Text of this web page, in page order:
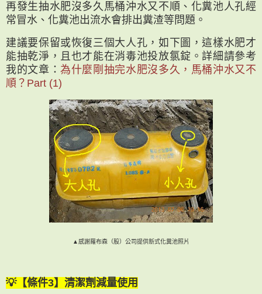
再發生抽水肥沒多久馬桶沖水又不順、化糞池人孔經
常冒水、化糞池出流水會排出糞渣等問題。
建議要保留或恢復三個大人孔，如下圖，這樣水肥才
能抽乾淨，且也才能在消毒池投放氯錠。詳細請參考
我的文章：為什麼剛抽完水肥沒多久，馬桶沖水又不
順？Part (1)
▲感謝羅布森（股）公司提供新式化糞池照片
💡【條件3】清潔劑減量使用